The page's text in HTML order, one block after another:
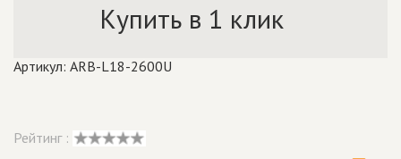
Купить в 1 клик
Артикул: ARB-L18-2600U
Рейтинг :